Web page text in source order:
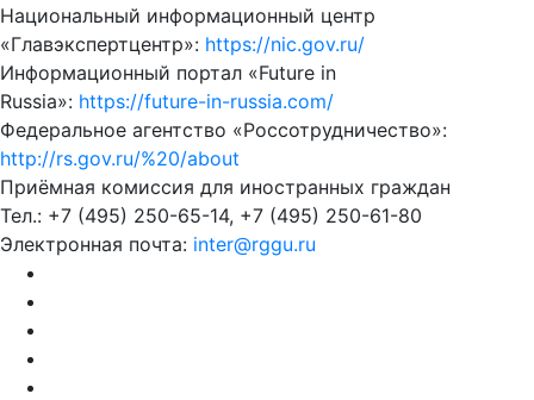
Национальный информационный центр
«Главэкспертцентр»: https://nic.gov.ru/
Информационный портал «Future in
Russia»: https://future-in-russia.com/
Федеральное агентство «Россотрудничество»:
http://rs.gov.ru/%20/about
Приёмная комиссия для иностранных граждан
Тел.: +7 (495) 250-65-14, +7 (495) 250-61-80
Электронная почта: inter@rggu.ru